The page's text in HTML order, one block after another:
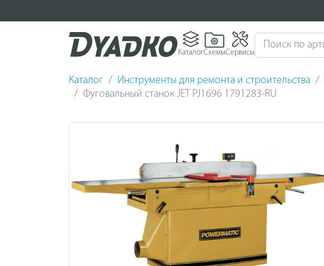
КаталогСхемыСервисы
Каталог Инструменты для ремонта и строительства
Фуговальный станок JET PJ1696 1791283-RU